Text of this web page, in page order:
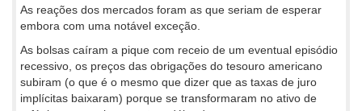
As reações dos mercados foram as que seriam de esperar
embora com uma notável exceção.
As bolsas caíram a pique com receio de um eventual episódio
recessivo, os preços das obrigações do tesouro americano
subiram (o que é o mesmo que dizer que as taxas de juro
implícitas baixaram) porque se transformaram no ativo de